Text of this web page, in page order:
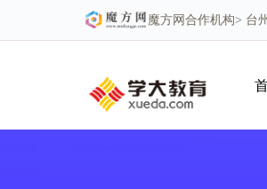
魔方网 合作机构> 台